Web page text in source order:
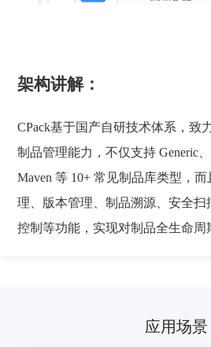
架构讲解：
CPack基于国产自研技术体系，致
制品管理能力，不仅支持 Generic、
Maven 等 10+ 常见制品库类型，
理、版本管理、制品溯源、安全扫
控制等功能，实现对制品全生命周
应用场景